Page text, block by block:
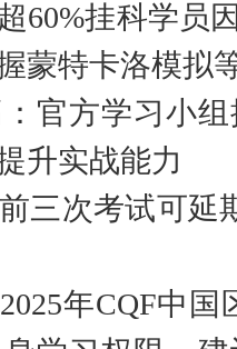
60%挂科学员
蒙特卡洛模拟
官方学习小
升实战能力
三次考试可延
年CQF中